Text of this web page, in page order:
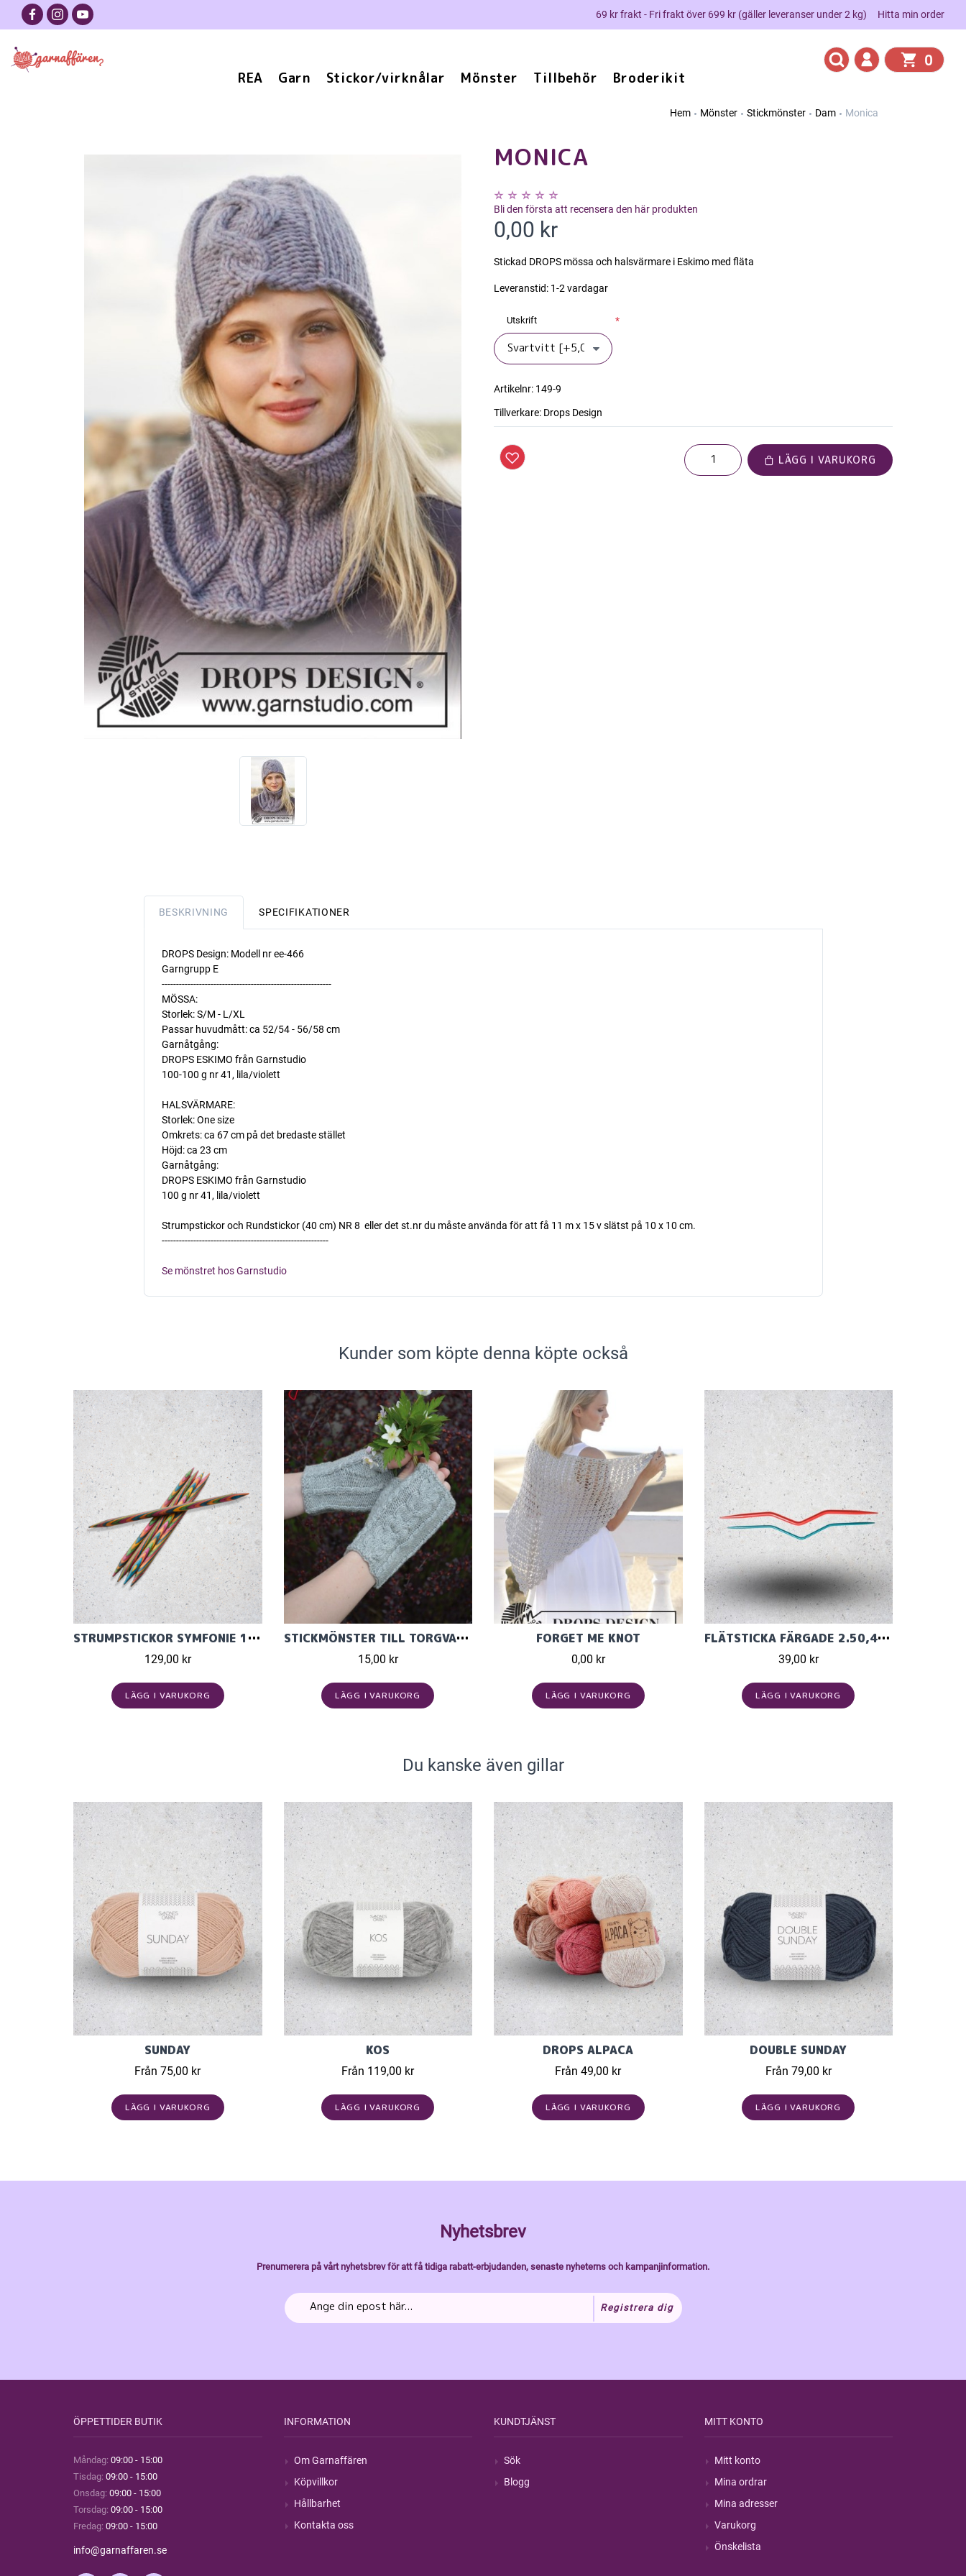
69 kr frakt - Fri frakt över 699 kr (gäller leveranser under 2 kg) Hitta min order
REA Garn Stickor/virknålar Mönster Tillbehör Broderikit
0
Hem Mönster Stickmönster Dam Monica
MONICA
Bli den första att recensera den här produkten
0,00 kr
Stickad DROPS mössa och halsvärmare i Eskimo med fläta
Leveranstid: 1-2 vardagar
Utskrift *
Artikelnr: 149-9
Tillverkare: Drops Design
LÄGG I VARUKORG
BESKRIVNING SPECIFIKATIONER
DROPS Design: Modell nr ee-466
Garngrupp E
-----------------------------------------------------------
MÖSSA:
Storlek: S/M - L/XL
Passar huvudmått: ca 52/54 - 56/58 cm
Garnåtgång:
DROPS ESKIMO från Garnstudio
100-100 g nr 41, lila/violett
HALSVÄRMARE:
Storlek: One size
Omkrets: ca 67 cm på det bredaste stället
Höjd: ca 23 cm
Garnåtgång:
DROPS ESKIMO från Garnstudio
100 g nr 41, lila/violett
Strumpstickor och Rundstickor (40 cm) NR 8  eller det st.nr du måste använda för att få 11 m x 15 v slätst på 10 x 10 cm.
----------------------------------------------------------
Se mönstret hos Garnstudio
Kunder som köpte denna köpte också
STRUMPSTICKOR SYMFONIE 15CM
129,00 kr
LÄGG I VARUKORG
STICKMÖNSTER TILL TORGVANTAR I RÅ - JÄRBO GARN
15,00 kr
LÄGG I VARUKORG
FORGET ME KNOT
0,00 kr
LÄGG I VARUKORG
FLÄTSTICKA FÄRGADE 2.50,4.00MM
39,00 kr
LÄGG I VARUKORG
Du kanske även gillar
SUNDAY
Från 75,00 kr
LÄGG I VARUKORG
KOS
Från 119,00 kr
LÄGG I VARUKORG
DROPS ALPACA
Från 49,00 kr
LÄGG I VARUKORG
DOUBLE SUNDAY
Från 79,00 kr
LÄGG I VARUKORG
Nyhetsbrev
Prenumerera på vårt nyhetsbrev för att få tidiga rabatt-erbjudanden, senaste nyheterns och kampanjinformation.
Registrera dig
ÖPPETTIDER BUTIK
Måndag: 09:00 - 15:00
Tisdag: 09:00 - 15:00
Onsdag: 09:00 - 15:00
Torsdag: 09:00 - 15:00
Fredag: 09:00 - 15:00
info@garnaffaren.se
INFORMATION
Om Garnaffären
Köpvillkor
Hållbarhet
Kontakta oss
KUNDTJÄNST
Sök
Blogg
MITT KONTO
Mitt konto
Mina ordrar
Mina adresser
Varukorg
Önskelista